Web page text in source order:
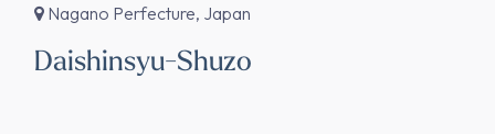
Nagano Perfecture, Japan
Daishinsyu-Shuzo